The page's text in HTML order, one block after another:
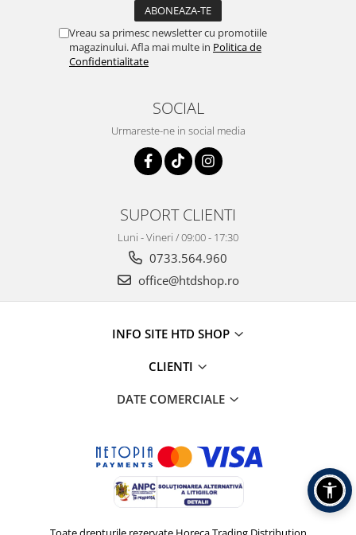
Vreau sa primesc newsletter cu promotiile
magazinului. Afla mai multe in Politica de
Confidentialitate
SOCIAL
Urmareste-ne in social media
SUPORT CLIENTI
Luni - Vineri / 09:00 - 17:30
0733.564.960
office@htdshop.ro
INFO SITE HTD SHOP
CLIENTI
DATE COMERCIALE